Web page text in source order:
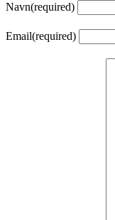
Navn(required)
Email(required)